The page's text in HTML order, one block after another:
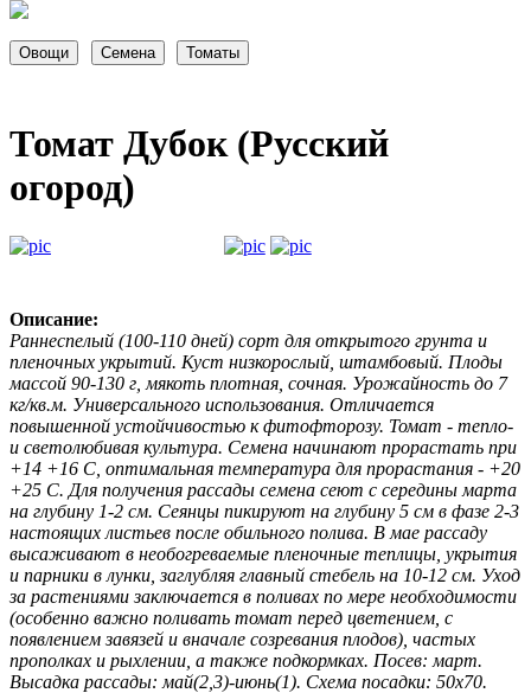
Томат Дубок (Русский
огород)
Описание:
Раннеспелый (100-110 дней) сорт для открытого грунта и
пленочных укрытий. Куст низкорослый, штамбовый. Плоды
массой 90-130 г, мякоть плотная, сочная. Урожайность до 7
кг/кв.м. Универсального использования. Отличается
повышенной устойчивостью к фитофторозу. Томат - тепло-
и светолюбивая культура. Семена начинают прорастать при
+14 +16 С, оптимальная температура для прорастания - +20
+25 С. Для получения рассады семена сеют с середины марта
на глубину 1-2 см. Сеянцы пикируют на глубину 5 см в фазе 2-3
настоящих листьев после обильного полива. В мае рассаду
высаживают в необогреваемые пленочные теплицы, укрытия
и парники в лунки, заглубляя главный стебель на 10-12 см. Уход
за растениями заключается в поливах по мере необходимости
(особенно важно поливать томат перед цветением, с
появлением завязей и вначале созревания плодов), частых
прополках и рыхлении, а также подкормках. Посев: март.
Высадка рассады: май(2,3)-июнь(1). Схема посадки: 50х70.